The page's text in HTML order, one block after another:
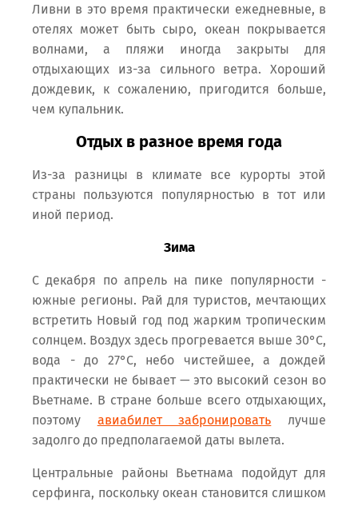
Ливни в это время практически ежедневные, в
отелях может быть сыро, океан покрывается
волнами, а пляжи иногда закрыты для
отдыхающих из-за сильного ветра. Хороший
дождевик, к сожалению, пригодится больше,
чем купальник.
Отдых в разное время года
Из-за разницы в климате все курорты этой
страны пользуются популярностью в тот или
иной период.
Зима
С декабря по апрель на пике популярности -
южные регионы. Рай для туристов, мечтающих
встретить Новый год под жарким тропическим
солнцем. Воздух здесь прогревается выше 30°С,
вода - до 27°С, небо чистейшее, а дождей
практически не бывает — это высокий сезон во
Вьетнаме. В стране больше всего отдыхающих,
поэтому авиабилет забронировать лучше
задолго до предполагаемой даты вылета.
Центральные районы Вьетнама подойдут для
серфинга, поскольку океан становится слишком